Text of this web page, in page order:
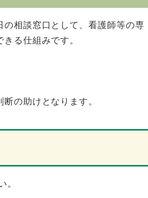
相談窓口として、看護師等の専
る仕組みです。
の助けとなります。
。